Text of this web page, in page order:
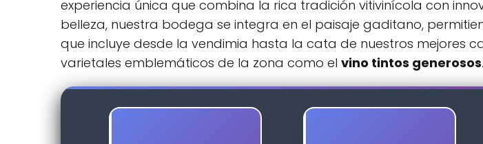
experiencia única que combina la rica tradición vitivinícola con
belleza, nuestra bodega se integra en el paisaje gaditano,
que incluye desde la vendimia hasta la cata de nuestros mejores
varietales emblemáticos de la zona como el vino tintos generosos.